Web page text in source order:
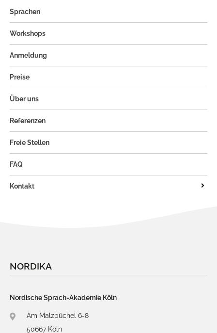
NORDIKA
Nordische Sprach-Akademie Köln
Am Malzbüchel 6-8
50667 Köln
Sprachen
Workshops
Anmeldung
Preise
Über uns
Referenzen
Freie Stellen
FAQ
Kontakt